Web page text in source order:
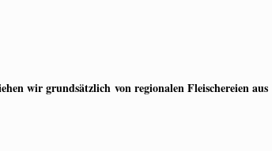
wir grundsätzlichvon regionalen Fleischereien aus